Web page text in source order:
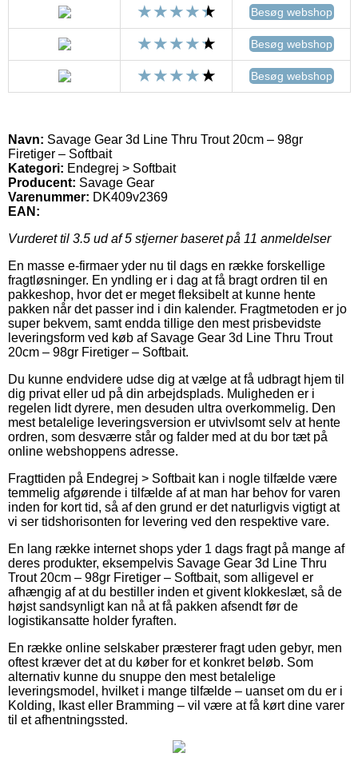
Besøg webshop
Besøg webshop
Besøg webshop
Navn: Savage Gear 3d Line Thru Trout 20cm – 98gr
Firetiger – Softbait
Kategori: Endegrej > Softbait
Producent: Savage Gear
Varenummer: DK409v2369
EAN:
Vurderet til 3.5 ud af 5 stjerner baseret på 11 anmeldelser
En masse e-firmaer yder nu til dags en række forskellige
fragtløsninger. En yndling er i dag at få bragt ordren til en
pakkeshop, hvor det er meget fleksibelt at kunne hente
pakken når det passer ind i din kalender. Fragtmetoden er jo
super bekvem, samt endda tillige den mest prisbevidste
leveringsform ved køb af Savage Gear 3d Line Thru Trout
20cm – 98gr Firetiger – Softbait.
Du kunne endvidere udse dig at vælge at få udbragt hjem til
dig privat eller ud på din arbejdsplads. Muligheden er i
regelen lidt dyrere, men desuden ultra overkommelig. Den
mest betalelige leveringsversion er utvivlsomt selv at hente
ordren, som desværre står og falder med at du bor tæt på
online webshoppens adresse.
Fragttiden på Endegrej > Softbait kan i nogle tilfælde være
temmelig afgørende i tilfælde af at man har behov for varen
inden for kort tid, så af den grund er det naturligvis vigtigt at
vi ser tidshorisonten for levering ved den respektive vare.
En lang række internet shops yder 1 dags fragt på mange af
deres produkter, eksempelvis Savage Gear 3d Line Thru
Trout 20cm – 98gr Firetiger – Softbait, som alligevel er
afhængig af at du bestiller inden et givent klokkeslæt, så de
højst sandsynligt kan nå at få pakken afsendt før de
logistikansatte holder fyraften.
En række online selskaber præsterer fragt uden gebyr, men
oftest kræver det at du køber for et konkret beløb. Som
alternativ kunne du snuppe den mest betalelige
leveringsmodel, hvilket i mange tilfælde – uanset om du er i
Kolding, Ikast eller Bramming – vil være at få kørt dine varer
til et afhentningssted.